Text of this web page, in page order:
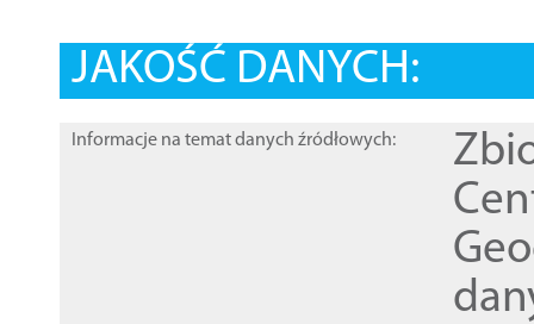
JAKOŚĆ DANYCH:
Informacje na temat danych źródłowych: